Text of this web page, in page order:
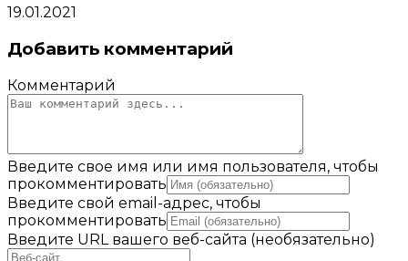
19.01.2021
Добавить комментарий
Комментарий
Введите свое имя или имя пользователя, чтобы
прокомментировать
Введите свой email-адрес, чтобы
прокомментировать
Введите URL вашего веб-сайта (необязательно)